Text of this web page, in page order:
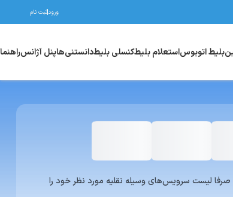
ورودثبت نام
بلیط اتوبوساستعلام بلیطکنسلی بلیطدانستنی‌هاپنل آژانسراهنما
صرفا لیست سرویس‌های وسیله نقلیه مورد نظر خود را